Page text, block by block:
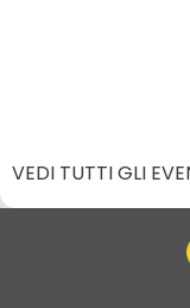
VEDI TUTTI GLI